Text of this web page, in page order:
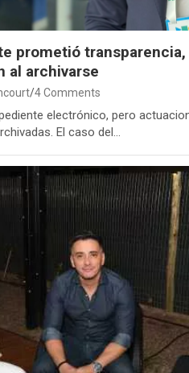
prometió
al archivarse
4 Comments
electrónico, pero
El caso del…